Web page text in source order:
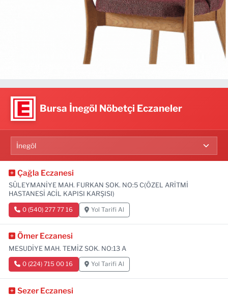
Bursa İnegöl Nöbetçi Eczaneler
Çağla Eczanesi
SÜLEYMANİYE MAH. FURKAN SOK. NO:5 C(ÖZEL ARİTMİ
HASTANESİ ACİL KAPISI KARŞISI)
0 (540) 277 77 16 Yol Tarifi Al
Ömer Eczanesi
MESUDİYE MAH. TEMİZ SOK. NO:13 A
0 (224) 715 00 16 Yol Tarifi Al
Sezer Eczanesi